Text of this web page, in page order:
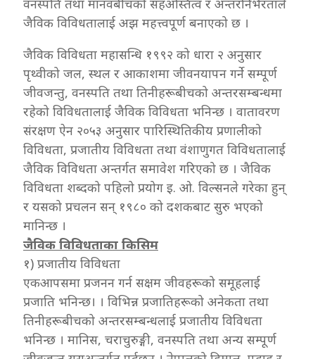
वनस्पति तथा मानवबीचको सहअस्तित्व र अन्तरनिर्भरताले
जैविक विविधतालाई अझ महत्त्वपूर्ण बनाएको छ ।
जैविक विविधता महासन्धि १९९२ को धारा २ अनुसार
पृथ्वीको जल, स्थल र आकाशमा जीवनयापन गर्ने सम्पूर्ण
जीवजन्तु, वनस्पति तथा तिनीहरूबीचको अन्तरसम्बन्धमा
रहेको विविधतालाई जैविक विविधता भनिन्छ । वातावरण
संरक्षण ऐन २०५३ अनुसार पारिस्थितिकीय प्रणालीको
विविधता, प्रजातीय विविधता तथा वंशाणुगत विविधतालाई
जैविक विविधता अन्तर्गत समावेश गरिएको छ । जैविक
विविधता शब्दको पहिलो प्रयोग इ. ओ. विल्सनले गरेका हुन्
र यसको प्रचलन सन् १९८० को दशकबाट सुरु भएको
मानिन्छ ।
जैविक विविधताका किसिम
१) प्रजातीय विविधता
एकआपसमा प्रजनन गर्न सक्षम जीवहरूको समूहलाई
प्रजाति भनिन्छ। । विभिन्न प्रजातिहरूको अनेकता तथा
तिनीहरूबीचको अन्तरसम्बन्धलाई प्रजातीय विविधता
भनिन्छ । मानिस, चराचुरुङ्गी, वनस्पति तथा अन्य सम्पूर्ण